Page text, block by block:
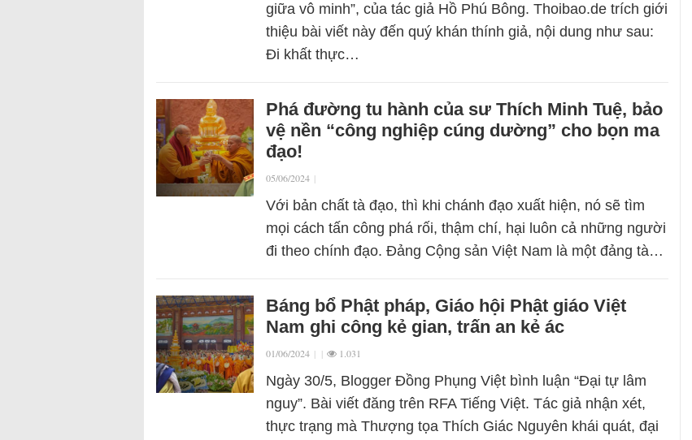
giữa vô minh”, của tác giả Hồ Phú Bông. Thoibao.de trích giới
thiệu bài viết này đến quý khán thính giả, nội dung như sau:
Đi khất thực…
Phá đường tu hành của sư Thích Minh Tuệ, bảo
vệ nền “công nghiệp cúng dường” cho bọn ma
đạo!
05/06/2024 |
Với bản chất tà đạo, thì khi chánh đạo xuất hiện, nó sẽ tìm
mọi cách tấn công phá rối, thậm chí, hại luôn cả những người
đi theo chính đạo. Đảng Cộng sản Việt Nam là một đảng tà…
Báng bổ Phật pháp, Giáo hội Phật giáo Việt
Nam ghi công kẻ gian, trấn an kẻ ác
01/06/2024 | | 1.031
Ngày 30/5, Blogger Đồng Phụng Việt bình luận “Đại tự lâm
nguy”. Bài viết đăng trên RFA Tiếng Việt. Tác giả nhận xét,
thực trạng mà Thượng tọa Thích Giác Nguyên khái quát, đại